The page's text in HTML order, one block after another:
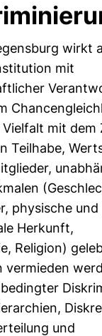
wirkt
mit
mit dem
Teilhabe,
physische
Herkunft,
Religion)
vermieden
und